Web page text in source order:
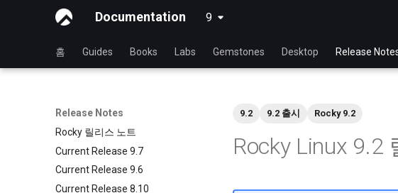
Documentation 9 latest
홈 Guides Books Labs Gemstones Desktop Release
Release Notes
Rocky 릴리스 노트
Current Release 9.7
Current Release 9.6
Current Release 8.10
9.2 9.2 출시 Rocky 9.2
Rocky Linux 9.2